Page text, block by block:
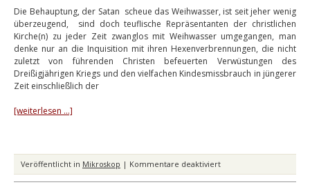
Die Behauptung, der Satan scheue das Weihwasser, ist seit jeher wenig
überzeugend, sind doch teuflische Repräsentanten der christlichen
Kirche(n) zu jeder Zeit zwanglos mit Weihwasser umgegangen, man
denke nur an die Inquisition mit ihren Hexenverbrennungen, die nicht
zuletzt von führenden Christen befeuerten Verwüstungen des
Dreißigjährigen Kriegs und den vielfachen Kindesmissbrauch in jüngerer
Zeit einschließlich der
[weiterlesen …]
Veröffentlicht in Mikroskop | Kommentare deaktiviertfür
Die